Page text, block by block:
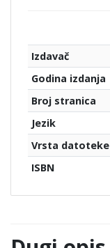
Izdavač
Godina izdanja
Broj stranica
Jezik
Vrsta datoteke
ISBN